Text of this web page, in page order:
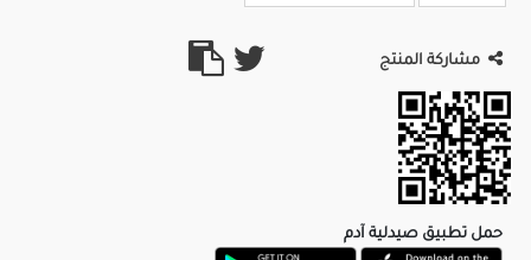
مشاركة المنتج
حمل تطبيق صيدلية آدم